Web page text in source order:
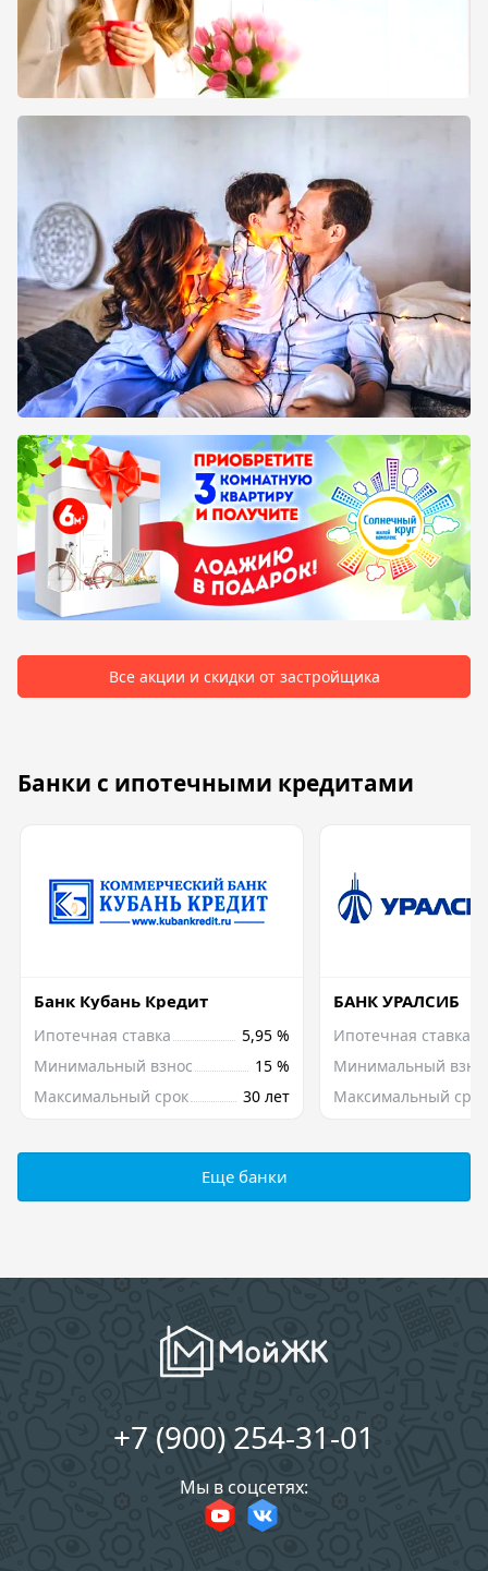
Все акции и скидки от застройщика
Банки с ипотечными кредитами
Банк Кубань Кредит
Ипотечная ставка
5,95 %
Минимальный взнос
15 %
Максимальный срок
30 лет
БАНК УРАЛСИБ
Ипотечная ставка
Минимальный
Максимальный срок
Еще банки
+7 (900) 254-31-01
Мы в соцсетях: